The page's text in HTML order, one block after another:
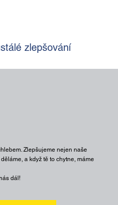
Zlepšujeme nejen naše
a když tě to chytne, máme
dál!
zlepšování